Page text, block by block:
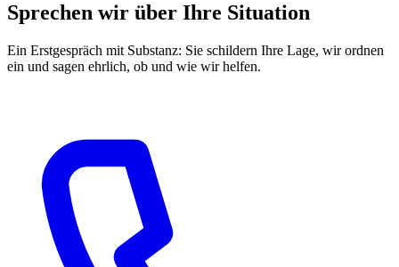
Sprechen wir über Ihre Situation
Ein Erstgespräch mit Substanz: Sie schildern Ihre Lage, wir ordnen
ein und sagen ehrlich, ob und wie wir helfen.